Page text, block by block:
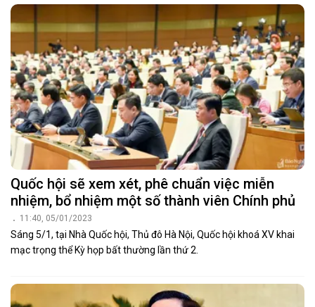
Quốc hội sẽ xem xét, phê chuẩn việc miễn
nhiệm, bổ nhiệm một số thành viên Chính phủ
11:40, 05/01/2023
Sáng 5/1, tại Nhà Quốc hội, Thủ đô Hà Nội, Quốc hội khoá XV khai
mạc trọng thể Kỳ họp bất thường lần thứ 2.